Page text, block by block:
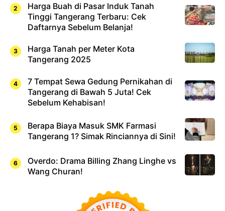
Harga Buah di Pasar Induk Tanah
Tinggi Tangerang Terbaru: Cek
Daftarnya Sebelum Belanja!
Harga Tanah per Meter Kota
Tangerang 2025
7 Tempat Sewa Gedung Pernikahan di
Tangerang di Bawah 5 Juta! Cek
Sebelum Kehabisan!
Berapa Biaya Masuk SMK Farmasi
Tangerang 1? Simak Rinciannya di Sini!
Overdo: Drama Billing Zhang Linghe vs
Wang Churan!